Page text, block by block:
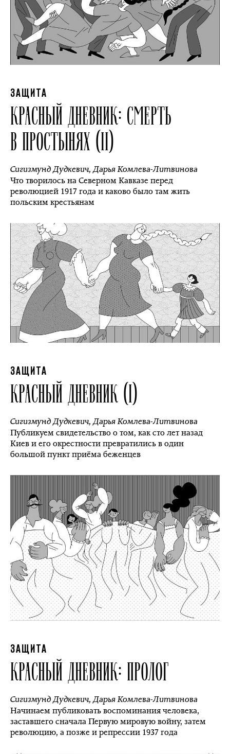
ЗАЩИТА
КРАСНЫЙ ДНЕВНИК: СМЕРТЬ
В ПРОСТЫНЯХ (II)
Сигизмунд Дудкевич,Дарья Комлева-Литвинова
Что творилось на Северном Кавказе перед
революцией 1917 года и каково было там жить
польским крестьянам
ЗАЩИТА
КРАСНЫЙ ДНЕВНИК (I)
Сигизмунд Дудкевич,Дарья Комлева-Литвинова
Публикуем свидетельство о том, как сто лет назад
Киев и его окрестности превратились в один
большой пункт приёма беженцев
ЗАЩИТА
КРАСНЫЙ ДНЕВНИК: ПРОЛОГ
Сигизмунд Дудкевич,Дарья Комлева-Литвинова
Начинаем публиковать воспоминания человека,
заставшего сначала Первую мировую войну, затем
революцию, а позже и репрессии 1937 года